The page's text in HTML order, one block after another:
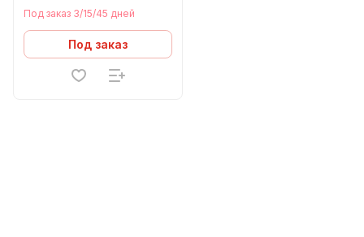
Арома (430)
Под заказ 3/15/45 дней
Под заказ